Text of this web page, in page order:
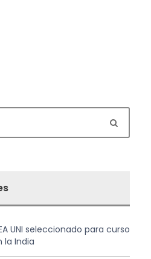
UNI seleccionado para curso
la India